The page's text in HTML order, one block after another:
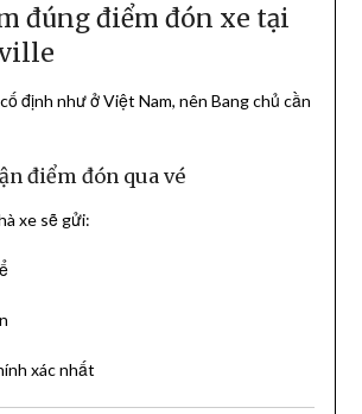
đúng điểm đón xe tại
định như ở Việt Nam, nên Bang chủ cần
điểm đón qua vé
xe sẽ gửi:
xác nhất